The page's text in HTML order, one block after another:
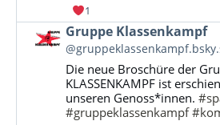
1
Beitrag
von
Gruppe
Klassenkampf
Bluesky
Gruppe Klassenkampf
Die neue Broschüre der
KLASSENKAMPF ist
unseren Genoss*innen.
#gruppeklassenkampf